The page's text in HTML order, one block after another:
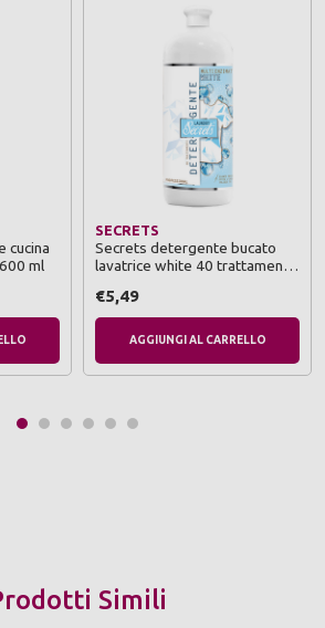
cucina
ml
SECRETS
Secrets detergente bucato
lavatrice white 40 trattamenti
€5,49
AGGIUNGI AL CARRELLO
Simili